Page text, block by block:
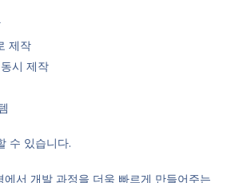
제작
시 제작
수 있습니다.
에서 개발 과정을 더욱 빠르게 만들어주는